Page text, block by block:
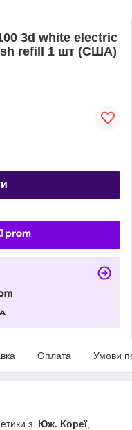
3d white electric
refill 1 шт (США)
Оплата Умови
з Юж. Кореї,